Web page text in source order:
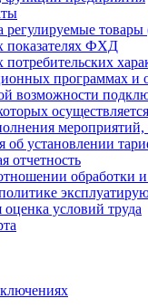
регулируемые товары
показателях ФХД
программах и
возможности
об установлении
отчетность
обработки
условий труда